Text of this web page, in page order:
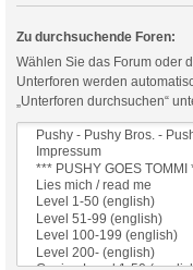
Zu durchsuchende Foren:
Wählen Sie das Forum oder
Unterforen werden
„Unterforen durchsuchen“